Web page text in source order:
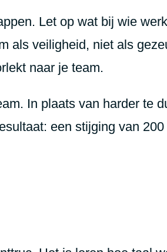
Let op wat bij wie
als veiligheid, niet als
naar je team.
In plaats van harder te
een stijging van